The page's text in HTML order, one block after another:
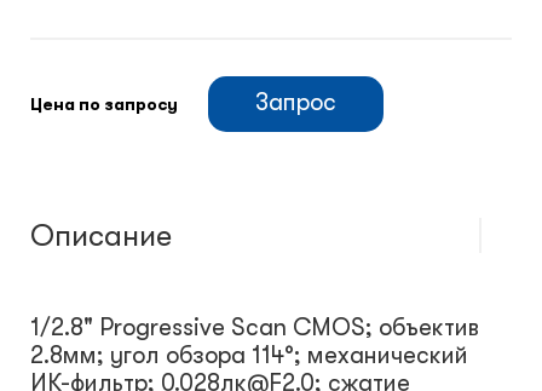
Цена по запросу Запрос
Описание
1/2.8" Progressive Scan CMOS; объектив
2.8мм; угол обзора 114°; механический
ИК-фильтр; 0.028лк@F2.0; сжатие